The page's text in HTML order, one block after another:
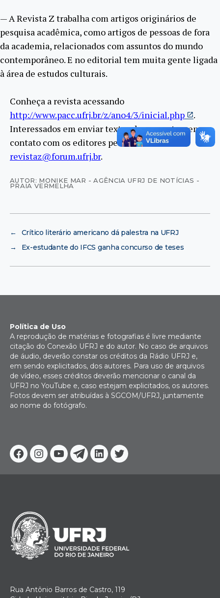
— A Revista Z trabalha com artigos originários de
pesquisa acadêmica, como artigos de pessoas de fora
da academia, relacionados com assuntos do mundo
contemporâneo. E no editorial tem muita gente ligada
à área de estudos culturais.
Conheça a revista acessando
http://www.pacc.ufrj.br/z/ano4/3/inicial.php
.
Interessados em enviar textos devem entrar em
contato com os editores pelo e-mail
revistaz@forum.ufrj.br.
AUTOR: MONIKE MAR - AGÊNCIA UFRJ DE NOTÍCIAS -
PRAIA VERMELHA
←
Crítico literário americano dá palestra na UFRJ
→
Ex-estudante do IFCS ganha concurso de teses
Facebook
Instagram
YoutubeTelegram
Linkedin
Twitter
Política de Uso
A reprodução de matérias e fotografias é livre mediante
citação do Conexão UFRJ e do autor. No caso de arquivos
de áudio, deverão constar os créditos da Rádio UFRJ e,
em sendo explicitados, dos autores. Para uso de arquivos
de vídeo, esses créditos deverão mencionar o canal da
UFRJ no YouTube e, caso estejam explicitados, os autores.
Fotos devem ser atribuídas à SGCOM/UFRJ, juntamente
ao nome do fotógrafo.
Rua Antônio Barros de Castro, 119